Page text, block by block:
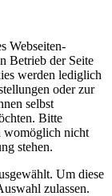
Webseiten-
Betrieb der Seite
werden lediglich
oder zur
selbst
Bitte
womöglich nicht
stehen.
Um diese
zulassen.